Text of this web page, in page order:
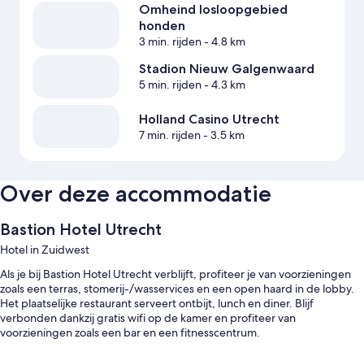
Omheind losloopgebied
honden
3 min. rijden- 4.8 km
Stadion Nieuw Galgenwaard
5 min. rijden- 4.3 km
Holland Casino Utrecht
7 min. rijden- 3.5 km
Over deze accommodatie
Bastion Hotel Utrecht
Hotel in Zuidwest
Als je bij Bastion Hotel Utrecht verblijft, profiteer je van voorzieningen
zoals een terras, stomerij-/wasservices en een open haard in de lobby.
Het plaatselijke restaurant serveert ontbijt, lunch en diner. Blijf
verbonden dankzij gratis wifi op de kamer en profiteer van
voorzieningen zoals een bar en een fitnesscentrum.